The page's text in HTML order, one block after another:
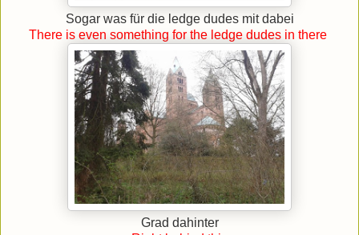
Sogar was für die ledge dudes mit dabei
There is even something for the ledge dudes in there
Grad dahinter